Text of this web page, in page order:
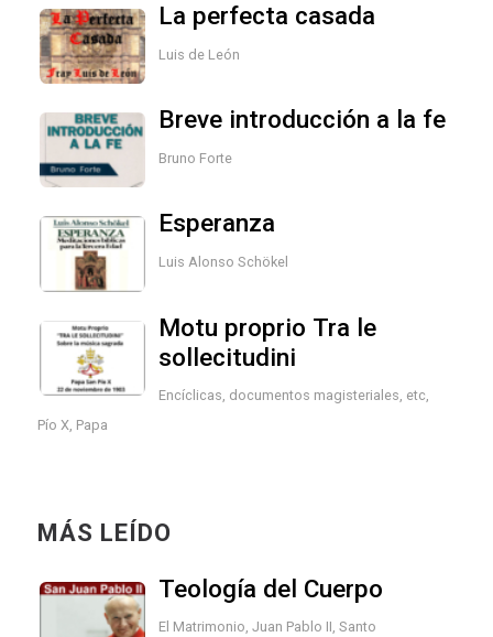
La perfecta casada
Luis de León
Breve introducción a la fe
Bruno Forte
Esperanza
Luis Alonso Schökel
Motu proprio Tra le
sollecitudini
Encíclicas, documentos magisteriales, etc,
Pío X, Papa
MÁS LEÍDO
Teología del Cuerpo
El Matrimonio, Juan Pablo II, Santo